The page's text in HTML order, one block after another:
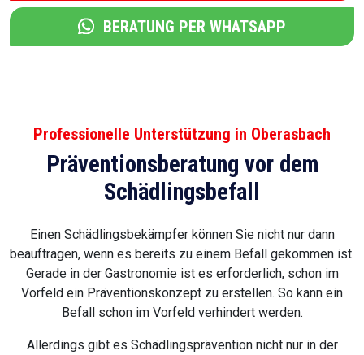
BERATUNG PER WHATSAPP
Professionelle Unterstützung in Oberasbach
Präventionsberatung vor dem
Schädlingsbefall
Einen Schädlingsbekämpfer können Sie nicht nur dann
beauftragen, wenn es bereits zu einem Befall gekommen ist.
Gerade in der Gastronomie ist es erforderlich, schon im
Vorfeld ein Präventionskonzept zu erstellen. So kann ein
Befall schon im Vorfeld verhindert werden.
Allerdings gibt es Schädlingsprävention nicht nur in der